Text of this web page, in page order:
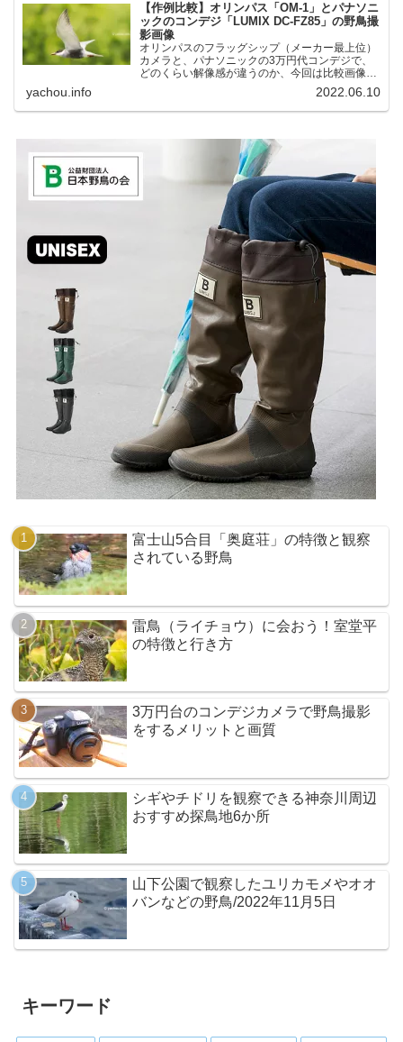
【作例比較】オリンパス「OM-1」とパナソニ
ックのコンデジ「LUMIX DC-FZ85」の野鳥撮
影画像
オリンパスのフラッグシップ（メーカー最上位）
カメラと、パナソニックの3万円代コンデジで、
どのくらい解像感が違うのか、今回は比較画像を
紹介します。私はコンデジを愛用しているのです
が、相棒がオリンパス「OM-1」を使い始めたと
ころ、同じ被写体で...
yachou.info 2022.06.10
富士山5合目「奥庭荘」の特徴と観察
されている野鳥
雷鳥（ライチョウ）に会おう！室堂平
の特徴と行き方
3万円台のコンデジカメラで野鳥撮影
をするメリットと画質
シギやチドリを観察できる神奈川周辺
おすすめ探鳥地6か所
山下公園で観察したユリカモメやオオ
バンなどの野鳥/2022年11月5日
キーワード